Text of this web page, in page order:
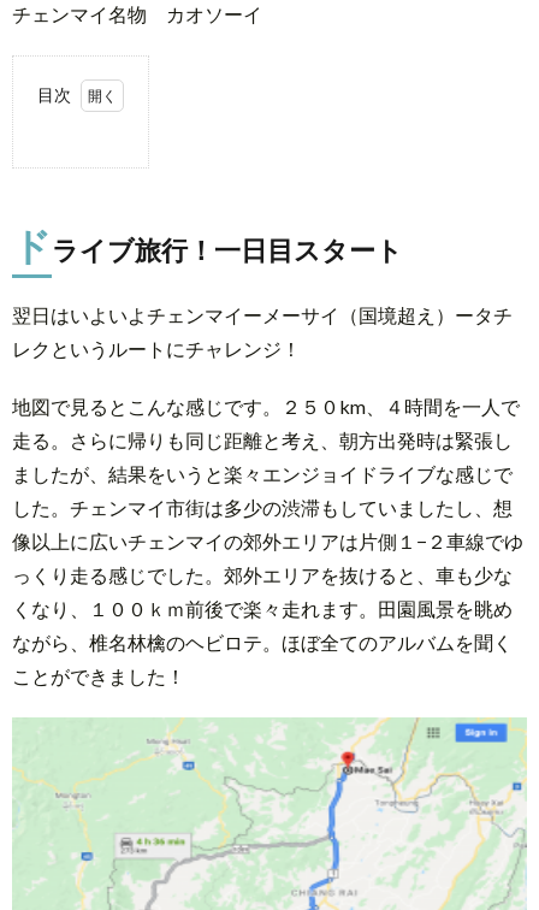
チェンマイ名物 カオソーイ
目次
イブ
旅
一日
目ス
ト
1.2.
チェ
ンラ
イで
昼ご
はん
2.
テ
ア
ウ
ドライブ旅行！一日目スタート
翌日はいよいよチェンマイーメーサイ（国境超え）ータチ
レクというルートにチャレンジ！
地図で見るとこんな感じです。２５０km、４時間を一人で
走る。さらに帰りも同じ距離と考え、朝方出発時は緊張し
ましたが、結果をいうと楽々エンジョイドライブな感じで
した。チェンマイ市街は多少の渋滞もしていましたし、想
像以上に広いチェンマイの郊外エリアは片側１−２車線でゆ
っくり走る感じでした。郊外エリアを抜けると、車も少な
くなり、１００ｋｍ前後で楽々走れます。田園風景を眺め
ながら、椎名林檎のヘビロテ。ほぼ全てのアルバムを聞く
ことができました！